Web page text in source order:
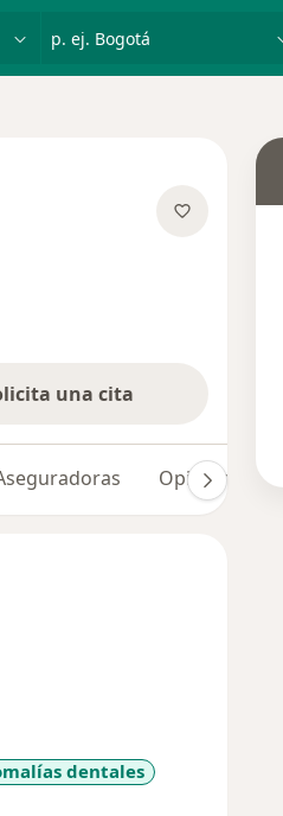
p. ej. Bogotá
una cita
Opiniones (19)
dentales